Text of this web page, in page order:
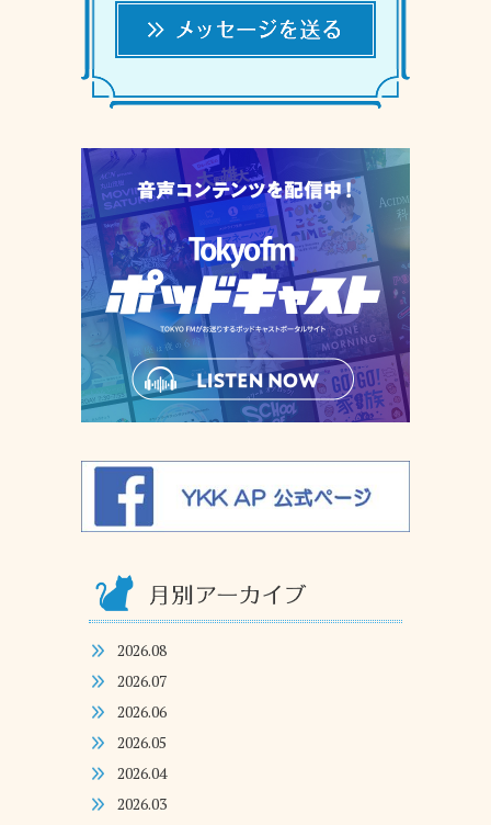
2026.08
2026.07
2026.06
2026.05
2026.04
2026.03